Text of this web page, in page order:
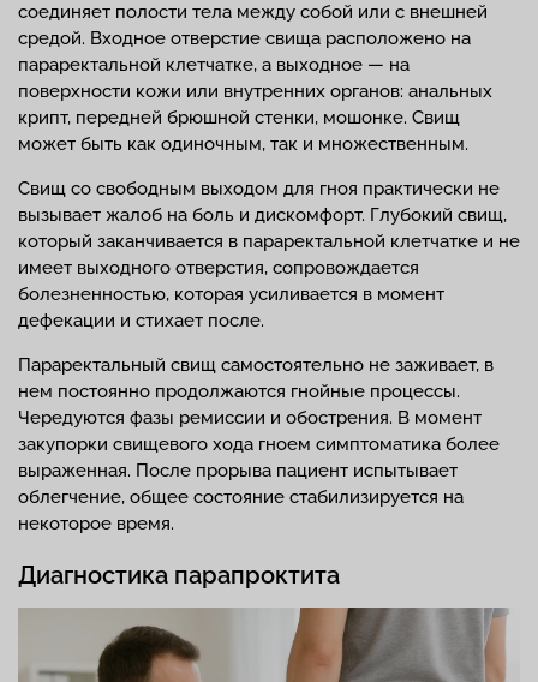
соединяет полости тела между собой или с внешней
средой. Входное отверстие свища расположено на
параректальной клетчатке, а выходное — на
поверхности кожи или внутренних органов: анальных
крипт, передней брюшной стенки, мошонке. Свищ
может быть как одиночным, так и множественным.
Свищ со свободным выходом для гноя практически не
вызывает жалоб на боль и дискомфорт. Глубокий свищ,
который заканчивается в параректальной клетчатке и не
имеет выходного отверстия, сопровождается
болезненностью, которая усиливается в момент
дефекации и стихает после.
Параректальный свищ самостоятельно не заживает, в
нем постоянно продолжаются гнойные процессы.
Чередуются фазы ремиссии и обострения. В момент
закупорки свищевого хода гноем симптоматика более
выраженная. После прорыва пациент испытывает
облегчение, общее состояние стабилизируется на
некоторое время.
Диагностика парапроктита